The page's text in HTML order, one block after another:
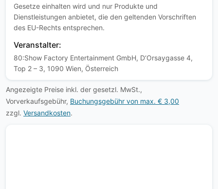
Gesetze einhalten wird und nur Produkte und
Dienstleistungen anbietet, die den geltenden Vorschriften
des EU-Rechts entsprechen.
Veranstalter:
80:Show Factory Entertainment GmbH, D‘Orsaygasse 4,
Top 2 – 3, 1090 Wien, Österreich
Angezeigte Preise inkl. der gesetzl. MwSt.,
Vorverkaufsgebühr, Buchungsgebühr von max. € 3,00
zzgl. Versandkosten.